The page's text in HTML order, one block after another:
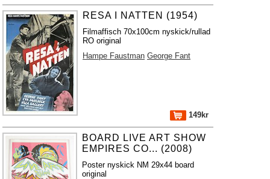
RESA I NATTEN (1954)
Filmaffisch 70x100cm nyskick/rullad
RO original
Hampe Faustman George Fant
149kr
BOARD LIVE ART SHOW
EMPIRES CO... (2008)
Poster nyskick NM 29x44 board
original